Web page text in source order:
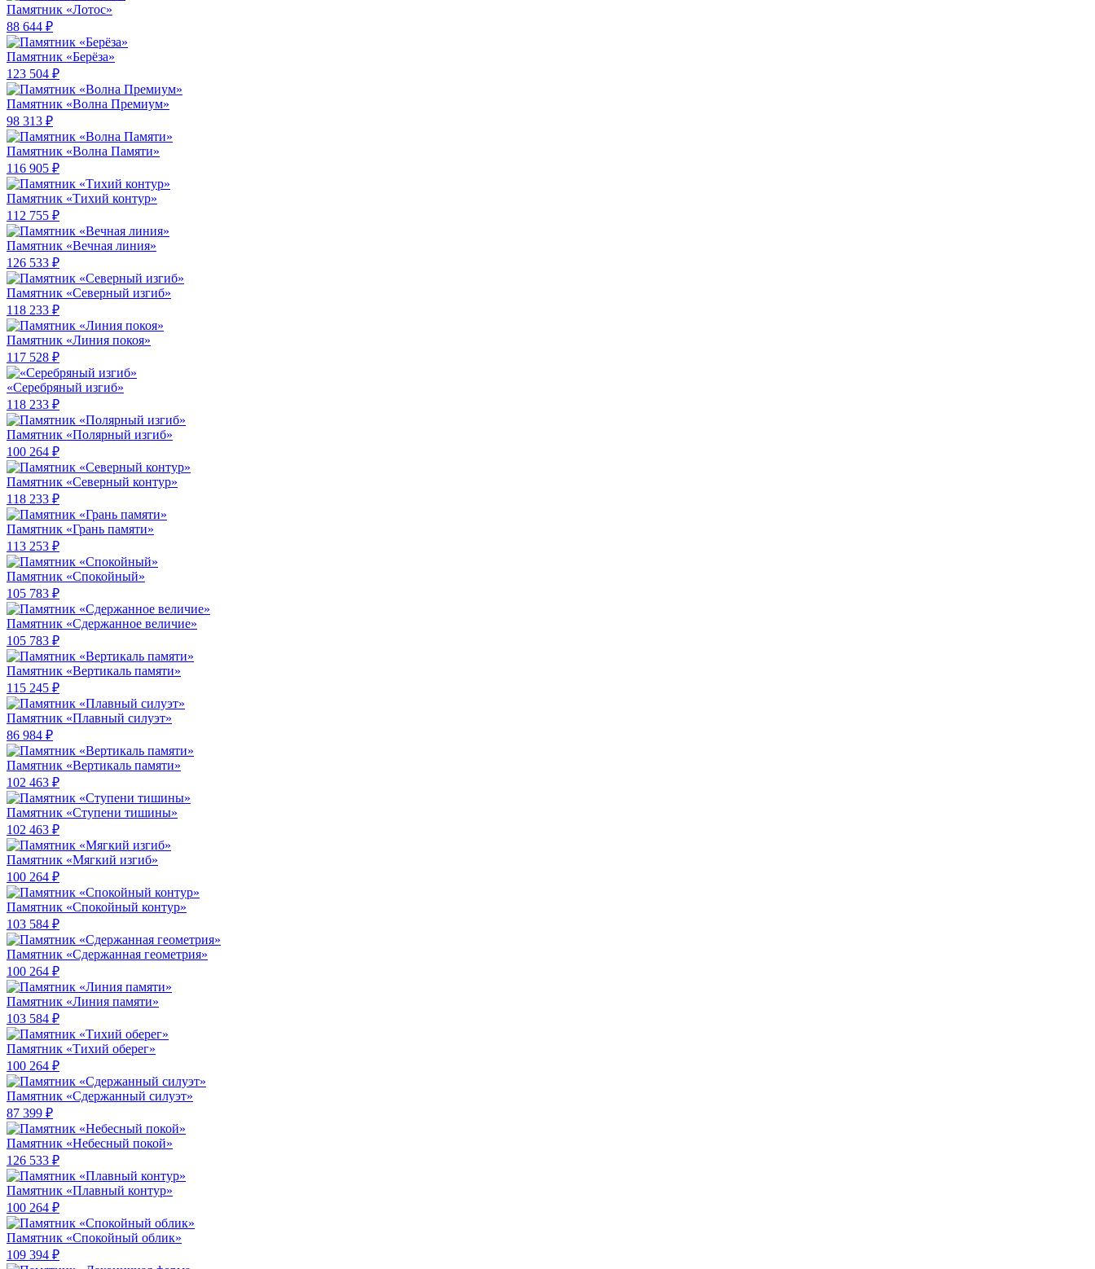
Памятник «Лотос»
88 644 ₽
Памятник «Берёза»
123 504 ₽
Памятник «Волна Премиум»
98 313 ₽
Памятник «Волна Памяти»
116 905 ₽
Памятник «Тихий контур»
112 755 ₽
Памятник «Вечная линия»
126 533 ₽
Памятник «Северный изгиб»
118 233 ₽
Памятник «Линия покоя»
117 528 ₽
«Серебряный изгиб»
118 233 ₽
Памятник «Полярный изгиб»
100 264 ₽
Памятник «Северный контур»
118 233 ₽
Памятник «Грань памяти»
113 253 ₽
Памятник «Спокойный»
105 783 ₽
Памятник «Сдержанное величие»
105 783 ₽
Памятник «Вертикаль памяти»
115 245 ₽
Памятник «Плавный силуэт»
86 984 ₽
Памятник «Вертикаль памяти»
102 463 ₽
Памятник «Ступени тишины»
102 463 ₽
Памятник «Мягкий изгиб»
100 264 ₽
Памятник «Спокойный контур»
103 584 ₽
Памятник «Сдержанная геометрия»
100 264 ₽
Памятник «Линия памяти»
103 584 ₽
Памятник «Тихий оберег»
100 264 ₽
Памятник «Сдержанный силуэт»
87 399 ₽
Памятник «Небесный покой»
126 533 ₽
Памятник «Плавный контур»
100 264 ₽
Памятник «Спокойный облик»
109 394 ₽